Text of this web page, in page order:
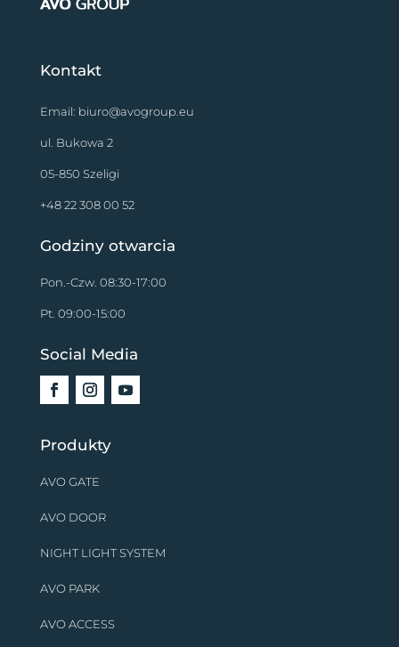
Kontakt
Email: biuro@avogroup.eu
ul. Bukowa 2
05-850 Szeligi
+48 22 308 00 52
Godziny otwarcia
Pon.-Czw. 08:30-17:00
Pt. 09:00-15:00
Social Media
Produkty
AVO GATE
AVO DOOR
NIGHT LIGHT SYSTEM
AVO PARK
AVO ACCESS